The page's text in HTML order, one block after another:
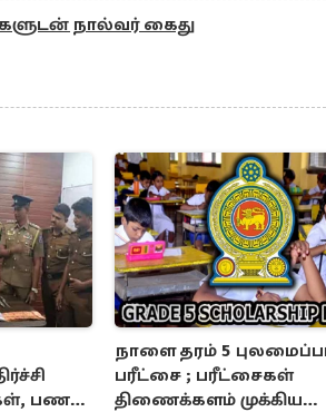
நால்வர் கைது
பணம்
நாளை தரம் 5
பரீட்சை ; பரீட்சைகள்
திணைக்களம் முக்கிய